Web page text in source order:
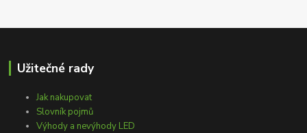
Užitečné rady
Jak nakupovat
Slovník pojmů
Výhody a nevýhody LED